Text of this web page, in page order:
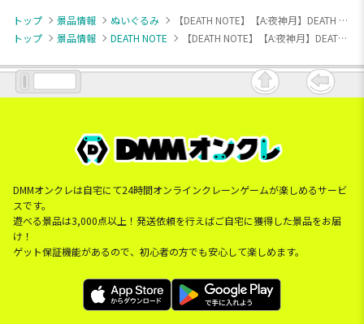
トップ 景品情報 ぬいぐるみ
【DEATH NOTE】【A:夜神月】DEATH NOTE ぬいぷりけおすわり
トップ
景品情報 DEATH NOTE 【DEATH NOTE】【A:夜神月】DEATH NOTE ぬいぷりけおすわり
DMMオンクレは自宅にて24時間オンラインクレーンゲームが楽しめるサービ
スです。
遊べる景品は3,000点以上！発送依頼を行えばご自宅に獲得した景品をお届
け！
ゲット保証機能があるので、初心者の方でも安心して楽しめます。